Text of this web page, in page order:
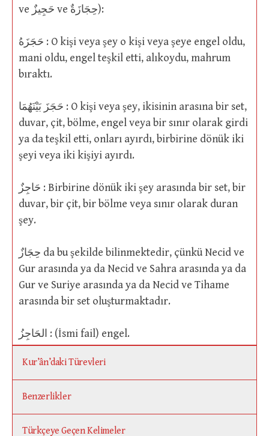
ve حَجِيزٌ ve حِجَازَةٌ):
حَجَزَهُ : O kişi veya şey o kişi veya şeye engel oldu,
mani oldu, engel teşkil etti, alıkoydu, mahrum
bıraktı.
حَجَزَ بَيْنَهُمَا : O kişi veya şey, ikisinin arasına bir set,
duvar, çit, bölme, engel veya bir sınır olarak girdi
ya da teşkil etti, onları ayırdı, birbirine dönük iki
şeyi veya iki kişiyi ayırdı.
حَاجِزٌ : Birbirine dönük iki şey arasında bir set, bir
duvar, bir çit, bir bölme veya sınır olarak duran
şey.
حِجَازٌ da bu şekilde bilinmektedir, çünkü Necid ve
Gur arasında ya da Necid ve Sahra arasında ya da
Gur ve Suriye arasında ya da Necid ve Tihame
arasında bir set oluşturmaktadır.
الحَاجِزُ : (İsmi fail) engel.
Kur’ân’daki Türevleri
Benzerlikler
Türkçeye Geçen Kelimeler